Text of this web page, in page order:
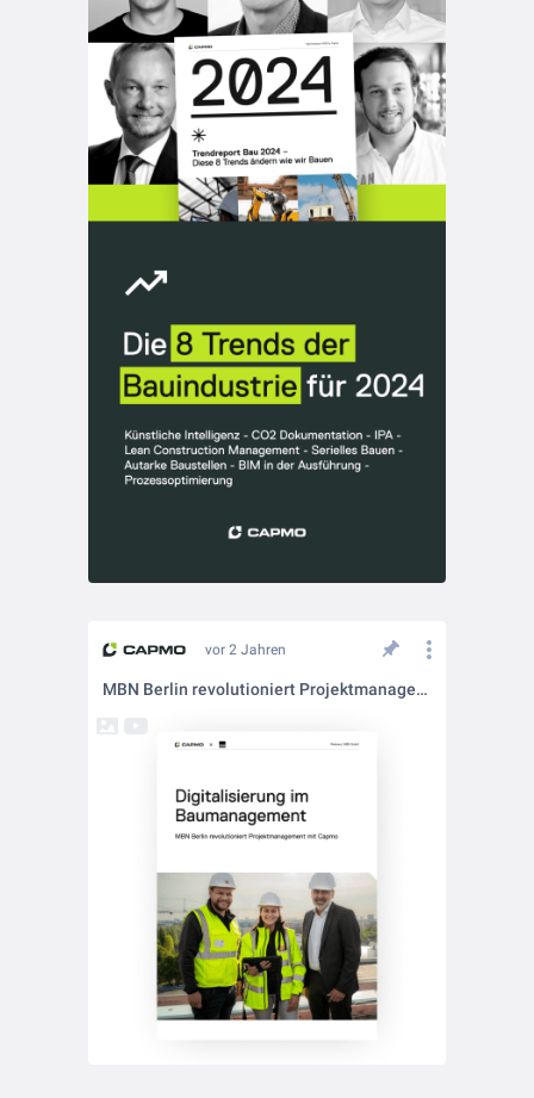
vor 2 Jahren
MBN Berlin revolutioniert Projektmanagement